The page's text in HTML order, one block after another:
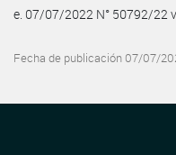
e. 07/07/2022 N° 50792/22
Fecha de publicación 07/07/